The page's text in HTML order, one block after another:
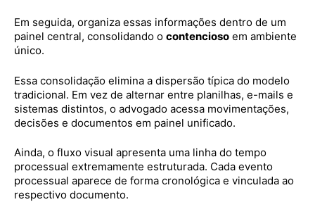
Em seguida, organiza essas informações dentro de um
painel central, consolidando o contencioso em ambiente
único.
Essa consolidação elimina a dispersão típica do modelo
tradicional. Em vez de alternar entre planilhas, e-mails e
sistemas distintos, o advogado acessa movimentações,
decisões e documentos em painel unificado.
Ainda, o fluxo visual apresenta uma linha do tempo
processual extremamente estruturada. Cada evento
processual aparece de forma cronológica e vinculada ao
respectivo documento.